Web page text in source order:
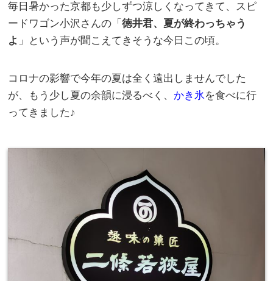
毎日暑かった京都も少しずつ涼しくなってきて、スピ
ードワゴン小沢さんの「徳井君、夏が終わっちゃう
よ 」という声が聞こえてきそうな今日この頃。
コロナの影響で今年の夏は全く遠出しませんでした
が、もう少し夏の余韻に浸るべく、 かき氷を食べに行
ってきました♪